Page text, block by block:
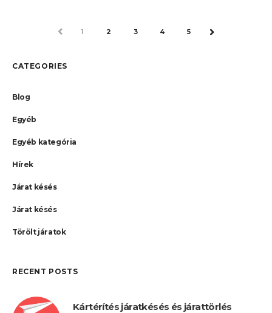
PREV1 2 3 4 5 NEXT
CATEGORIES
Blog
Egyéb
Egyéb kategória
Hírek
Járat késés
Járat késés
Törölt járatok
RECENT POSTS
Kártérítés járatkésés és járattörlés